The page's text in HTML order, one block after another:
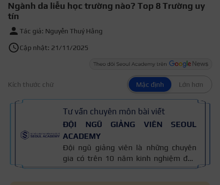
Ngành da liễu học trường nào? Top 8 Trường uy
tín
Tác giả: Nguyễn Thuý Hằng
Cập nhật: 21/11/2025
Kích thước chữ Mặc định Lớn hơn
Tư vấn chuyên môn bài viết
ĐỘI NGŨ GIẢNG VIÊN SEOUL
ACADEMY
Đội ngũ giảng viên là những chuyên
gia có trên 10 năm kinh nghiệm đào
tạo nghề và kiến thức thẩm mỹ